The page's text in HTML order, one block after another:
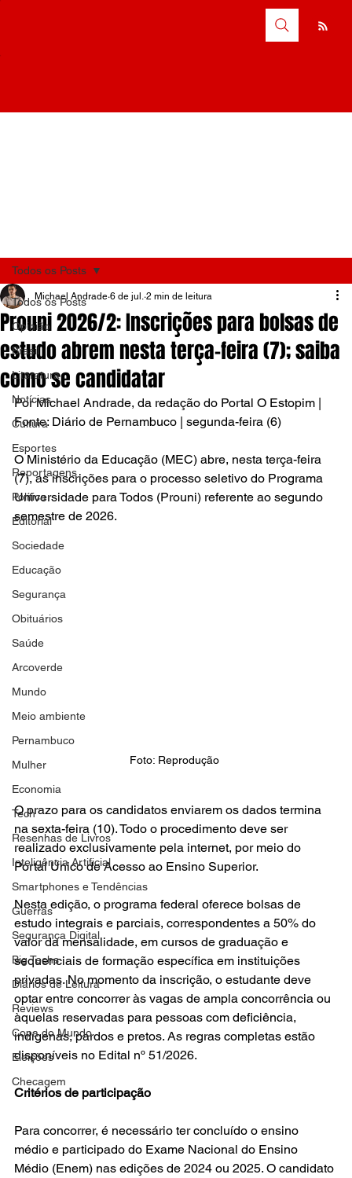
Todos os Posts
Opinião
Brasil
Literatura
Notícias
Cultura
Esportes
Reportagens
Política
Editorial
Sociedade
Educação
Segurança
Obituários
Saúde
Arcoverde
Mundo
Meio ambiente
Pernambuco
Mulher
Economia
Tech
Resenhas de Livros
Inteligência Artificial
Smartphones e Tendências
Guerras
Segurança Digital
Big Techs
Diários de Leitura
Reviews
Copa do Mundo
Eleições
Checagem
Todos os Posts
Prouni 2026/2: Inscrições para bolsas de
estudo abrem nesta terça-feira (7); saiba
como se candidatar
Michael Andrade 6 de jul. 2 min de leitura
Por Michael Andrade, da redação do Portal O Estopim |
Fonte: Diário de Pernambuco | segunda-feira (6)
O Ministério da Educação (MEC) abre, nesta terça-feira
(7), as inscrições para o processo seletivo do Programa
Universidade para Todos (Prouni) referente ao segundo
semestre de 2026.
Foto: Reprodução
O prazo para os candidatos enviarem os dados termina
na sexta-feira (10). Todo o procedimento deve ser
realizado exclusivamente pela internet, por meio do
Portal Único de Acesso ao Ensino Superior.
Nesta edição, o programa federal oferece bolsas de
estudo integrais e parciais, correspondentes a 50% do
valor da mensalidade, em cursos de graduação e
sequenciais de formação específica em instituições
privadas. No momento da inscrição, o estudante deve
optar entre concorrer às vagas de ampla concorrência ou
àquelas reservadas para pessoas com deficiência,
indígenas, pardos e pretos. As regras completas estão
disponíveis no Edital nº 51/2026.
Critérios de participação
Para concorrer, é necessário ter concluído o ensino
médio e participado do Exame Nacional do Ensino
Médio (Enem) nas edições de 2024 ou 2025. O candidato